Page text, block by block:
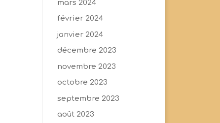
mars 2024
février 2024
janvier 2024
décembre 2023
novembre 2023
octobre 2023
septembre 2023
août 2023